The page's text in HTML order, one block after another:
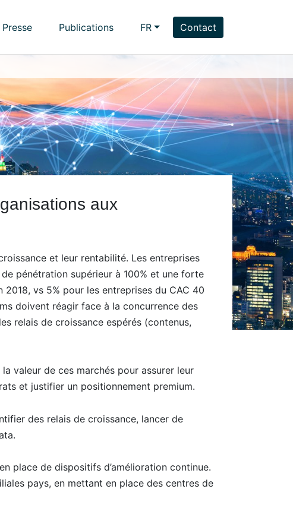
Presse Publications FR Contact
aux
et leur rentabilité. Les entreprises
pénétration supérieur à 100% et une forte
2018, vs 5% pour les entreprises du CAC 40
doivent réagir face à la concurrence des
relais de croissance espérés (contenus,
valeur de ces marchés pour assurer leur
et justifier un positionnement premium.
des relais de croissance, lancer de
place de dispositifs d’amélioration continue.
pays, en mettant en place des centres de